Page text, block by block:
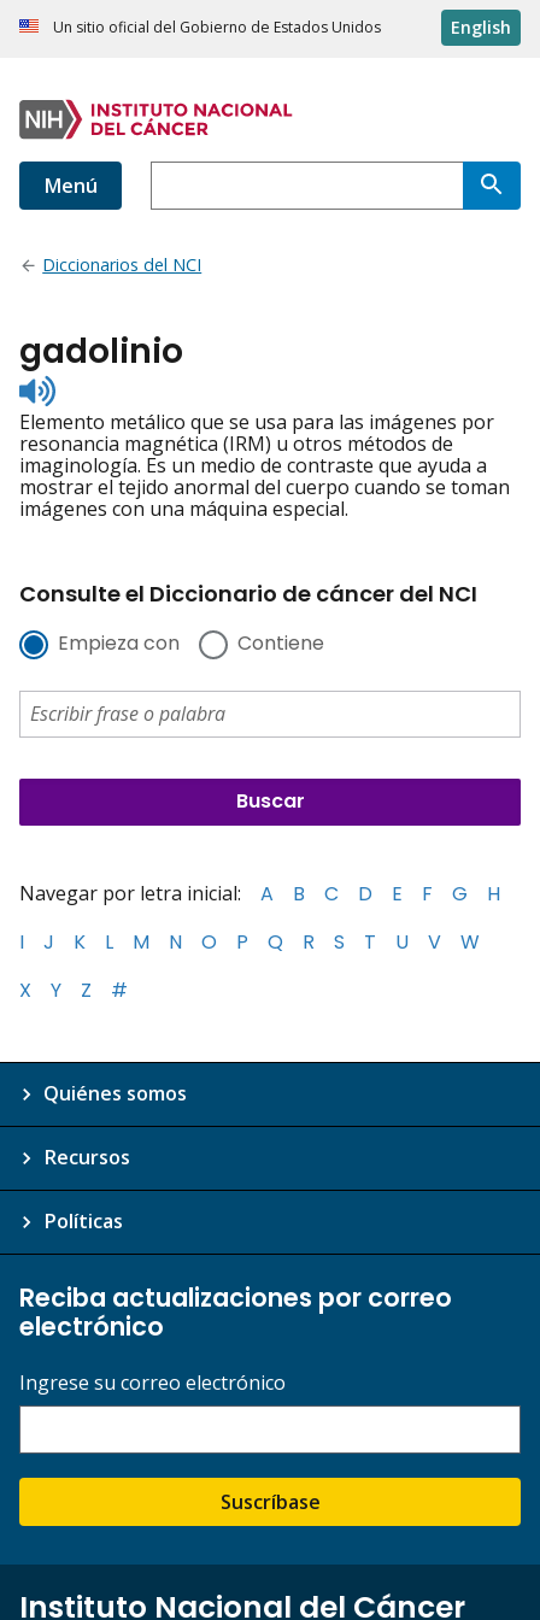
Un sitio oficial del Gobierno de Estados Unidos English
Menú
Diccionarios del NCI
gadolinio
Listen
to
pronunciation
Elemento metálico que se usa para las imágenes por
resonancia magnética (IRM) u otros métodos de
imaginología. Es un medio de contraste que ayuda a
mostrar el tejido anormal del cuerpo cuando se toman
imágenes con una máquina especial.
Consulte el Diccionario de cáncer del NCI
Empieza con Contiene
Navegar por letra inicial: A B C D E F G
H
I
J K L M N O P Q R S T U V
W
X
Y Z #
Quiénes somos
Recursos
Políticas
Reciba actualizaciones por correo
electrónico
Ingrese su correo electrónico
Suscríbase
Instituto Nacional del Cáncer